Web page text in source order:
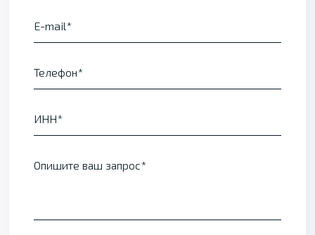
E-mail
Телефон
ИНН
Опишите ваш запрос